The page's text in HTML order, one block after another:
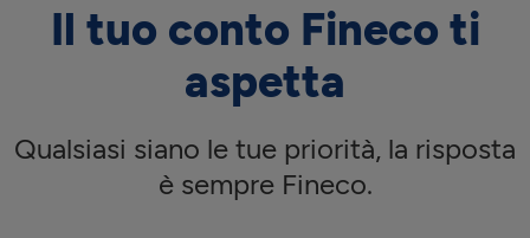
Il tuo conto Fineco ti
aspetta
Qualsiasi siano le tue priorità, la risposta
è sempre Fineco.